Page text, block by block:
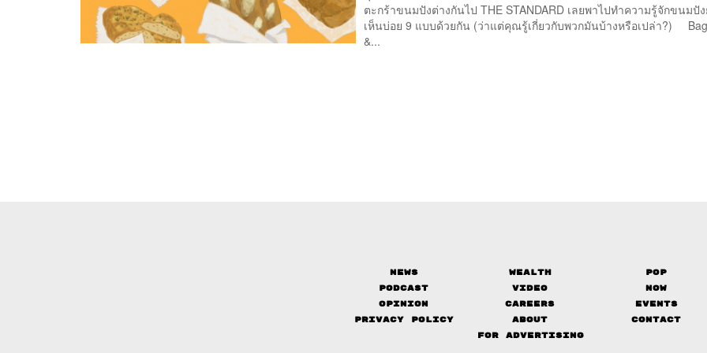
ตะกร้าขนมปังต่างกันไป THE STANDARD เลยพาไปทำความรู้จักขนมปั
เห็นบ่อย 9 แบบด้วยกัน (ว่าแต่คุณรู้เกี่ยวกับพวกมันบ้างหรือเปล่า?)
&...
News Wealth
Pop
Podcast
Video
Now
Opinion
Careers
Events
Privacy Policy
About
Contact
FOR ADVERTISING